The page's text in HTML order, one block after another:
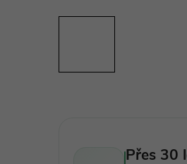
Přes 30